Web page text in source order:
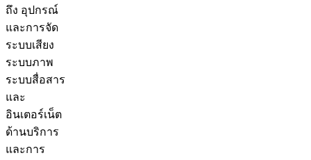
ถึง อุปกรณ์
และการจัด
ระบบเสียง
ระบบภาพ
ระบบสื่อสาร
และ
อินเตอร์เน็ต
ด้านบริการ
และการ